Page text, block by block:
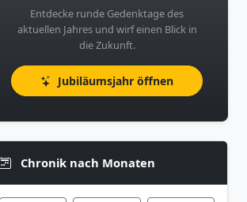
Entdecke runde Gedenktage des
aktuellen Jahres und wirf einen Blick in
die Zukunft.
Jubiläumsjahr öffnen
Chronik nach Monaten